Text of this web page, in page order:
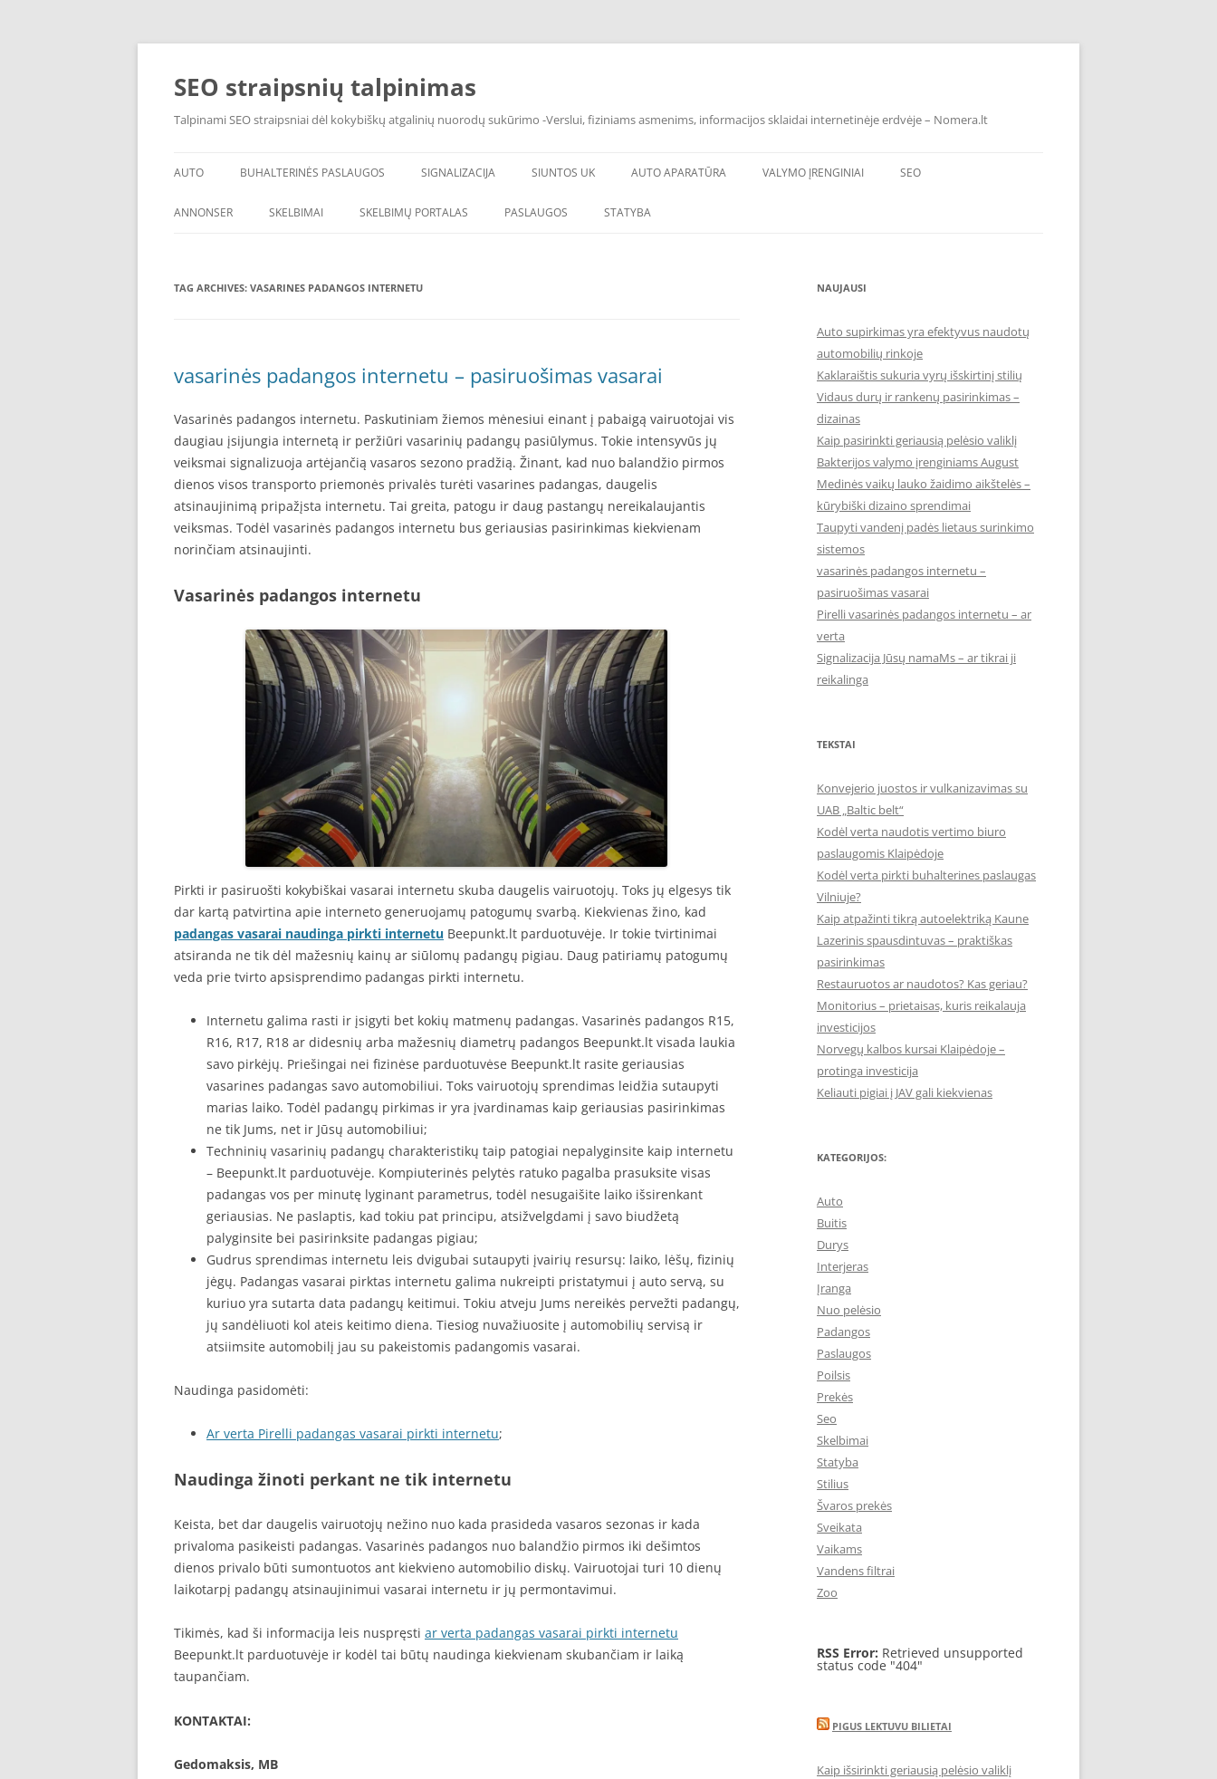
Skip
SEO straipsnių talpinimas
Talpinami SEO straipsniai dėl kokybiškų atgalinių nuorodų sukūrimo -Verslui, fiziniams asmenims, informacijos sklaidai internetinėje erdvėje – Nomera.lt
AUTO BUHALTERINĖS PASLAUGOS SIGNALIZACIJA SIUNTOS UK AUTO APARATŪRA VALYMO ĮRENGINIAI SEO
ANNONSER SKELBIMAI SKELBIMŲ PORTALAS PASLAUGOS STATYBA
TAG ARCHIVES: VASARINES PADANGOS INTERNETU
vasarinės padangos internetu – pasiruošimas vasarai
Vasarinės padangos internetu. Paskutiniam žiemos mėnesiui einant į pabaigą vairuotojai vis
daugiau įsijungia internetą ir peržiūri vasarinių padangų pasiūlymus. Tokie intensyvūs jų
veiksmai signalizuoja artėjančią vasaros sezono pradžią. Žinant, kad nuo balandžio pirmos
dienos visos transporto priemonės privalės turėti vasarines padangas, daugelis
atsinaujinimą pripažįsta internetu. Tai greita, patogu ir daug pastangų nereikalaujantis
veiksmas. Todėl vasarinės padangos internetu bus geriausias pasirinkimas kiekvienam
norinčiam atsinaujinti.
Vasarinės padangos internetu
Pirkti ir pasiruošti kokybiškai vasarai internetu skuba daugelis vairuotojų. Toks jų elgesys tik
dar kartą patvirtina apie interneto generuojamų patogumų svarbą. Kiekvienas žino, kad
padangas vasarai naudinga pirkti internetu Beepunkt.lt parduotuvėje. Ir tokie tvirtinimai
atsiranda ne tik dėl mažesnių kainų ar siūlomų padangų pigiau. Daug patiriamų patogumų
veda prie tvirto apsisprendimo padangas pirkti internetu.
Internetu galima rasti ir įsigyti bet kokių matmenų padangas. Vasarinės padangos R15,
R16, R17, R18 ar didesnių arba mažesnių diametrų padangos Beepunkt.lt visada laukia
savo pirkėjų. Priešingai nei fizinėse parduotuvėse Beepunkt.lt rasite geriausias
vasarines padangas savo automobiliui. Toks vairuotojų sprendimas leidžia sutaupyti
marias laiko. Todėl padangų pirkimas ir yra įvardinamas kaip geriausias pasirinkimas
ne tik Jums, net ir Jūsų automobiliui;
Techninių vasarinių padangų charakteristikų taip patogiai nepalyginsite kaip internetu
– Beepunkt.lt parduotuvėje. Kompiuterinės pelytės ratuko pagalba prasuksite visas
padangas vos per minutę lyginant parametrus, todėl nesugaišite laiko išsirenkant
geriausias. Ne paslaptis, kad tokiu pat principu, atsižvelgdami į savo biudžetą
palyginsite bei pasirinksite padangas pigiau;
Gudrus sprendimas internetu leis dvigubai sutaupyti įvairių resursų: laiko, lėšų, fizinių
jėgų. Padangas vasarai pirktas internetu galima nukreipti pristatymui į auto servą, su
kuriuo yra sutarta data padangų keitimui. Tokiu atveju Jums nereikės pervežti padangų,
jų sandėliuoti kol ateis keitimo diena. Tiesiog nuvažiuosite į automobilių servisą ir
atsiimsite automobilį jau su pakeistomis padangomis vasarai.
Naudinga pasidomėti:
Ar verta Pirelli padangas vasarai pirkti internetu;
Naudinga žinoti perkant ne tik internetu
Keista, bet dar daugelis vairuotojų nežino nuo kada prasideda vasaros sezonas ir kada
privaloma pasikeisti padangas. Vasarinės padangos nuo balandžio pirmos iki dešimtos
dienos privalo būti sumontuotos ant kiekvieno automobilio diskų. Vairuotojai turi 10 dienų
laikotarpį padangų atsinaujinimui vasarai internetu ir jų permontavimui.
Tikimės, kad ši informacija leis nuspręsti ar verta padangas vasarai pirkti internetu
Beepunkt.lt parduotuvėje ir kodėl tai būtų naudinga kiekvienam skubančiam ir laiką
taupančiam.
KONTAKTAI:
Gedomaksis, MB
NAUJAUSI
Auto supirkimas yra efektyvus naudotų
automobilių rinkoje
Kaklaraištis sukuria vyrų išskirtinį stilių
Vidaus durų ir rankenų pasirinkimas –
dizainas
Kaip pasirinkti geriausią pelėsio valiklį
Bakterijos valymo įrenginiams August
Medinės vaikų lauko žaidimo aikštelės –
kūrybiški dizaino sprendimai
Taupyti vandenį padės lietaus surinkimo
sistemos
vasarinės padangos internetu –
pasiruošimas vasarai
Pirelli vasarinės padangos internetu – ar
verta
Signalizacija Jūsų namaMs – ar tikrai ji
reikalinga
TEKSTAI
Konvejerio juostos ir vulkanizavimas su
UAB „Baltic belt“
Kodėl verta naudotis vertimo biuro
paslaugomis Klaipėdoje
Kodėl verta pirkti buhalterines paslaugas
Vilniuje?
Kaip atpažinti tikrą autoelektriką Kaune
Lazerinis spausdintuvas – praktiškas
pasirinkimas
Restauruotos ar naudotos? Kas geriau?
Monitorius – prietaisas, kuris reikalauja
investicijos
Norvegų kalbos kursai Klaipėdoje –
protinga investicija
Keliauti pigiai į JAV gali kiekvienas
KATEGORIJOS:
Auto
Buitis
Durys
Interjeras
Įranga
Nuo pelėsio
Padangos
Paslaugos
Poilsis
Prekės
Seo
Skelbimai
Statyba
Stilius
Švaros prekės
Sveikata
Vaikams
Vandens filtrai
Zoo
RSS Error: Retrieved unsupported
status code "404"
PIGUS LEKTUVU BILIETAI
Kaip išsirinkti geriausią pelėsio valiklį